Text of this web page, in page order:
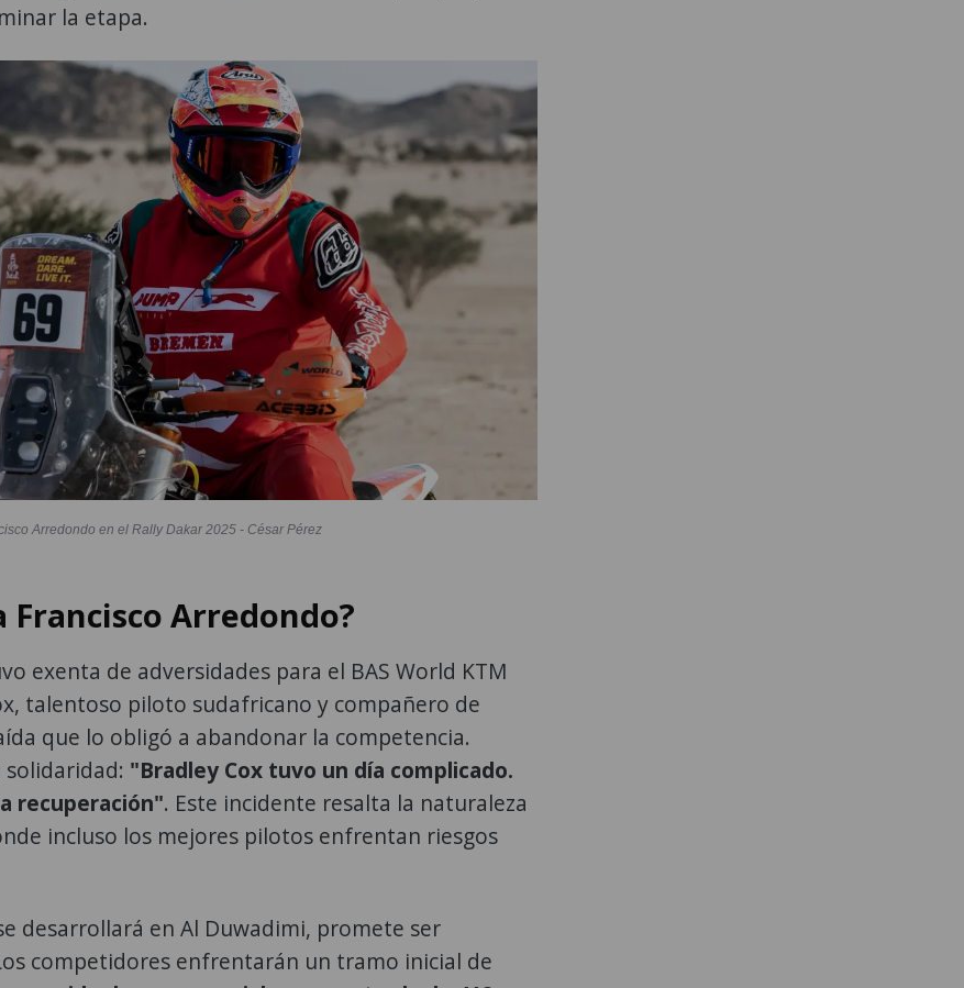
la etapa.
Arredondo en el Rally Dakar 2025 - César Pérez
Francisco Arredondo?
exenta de adversidades para el BAS World KTM
talentoso piloto sudafricano y compañero de
que lo obligó a abandonar la competencia.
"Bradley Cox tuvo un día complicado.
recuperación". Este incidente resalta la naturaleza
incluso los mejores pilotos enfrentan riesgos
desarrollará en Al Duwadimi, promete ser
competidores enfrentarán un tramo inicial de